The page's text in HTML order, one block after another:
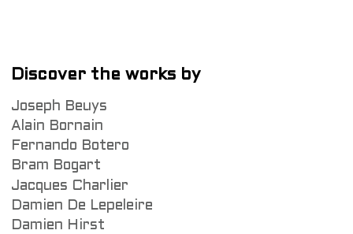
Discover the works by
Joseph Beuys
Alain Bornain
Fernando Botero
Bram Bogart
Jacques Charlier
Damien De Lepeleire
Damien Hirst